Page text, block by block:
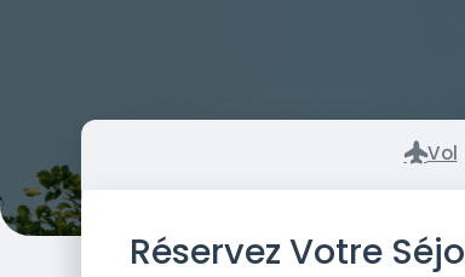
Vol
Réservez Votre